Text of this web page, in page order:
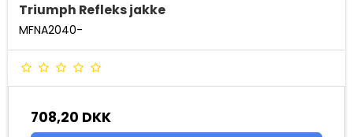
Triumph Refleks jakke
MFNA2040-
708,20 DKK